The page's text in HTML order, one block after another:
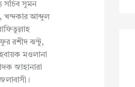
সচিব সুমন
খন্দকার আব্দুল
রশীদ ঝন্টু,
মওলানা
জাহানারা